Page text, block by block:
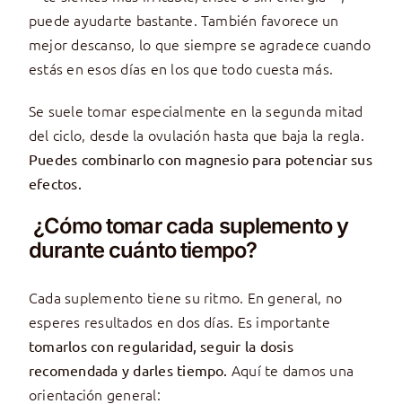
puede ayudarte bastante. También favorece un
mejor descanso, lo que siempre se agradece cuando
estás en esos días en los que todo cuesta más.
Se suele tomar especialmente en la segunda mitad
del ciclo, desde la ovulación hasta que baja la regla.
Puedes combinarlo con magnesio para potenciar sus
efectos.
¿Cómo tomar cada suplemento y
durante cuánto tiempo?
Cada suplemento tiene su ritmo. En general, no
esperes resultados en dos días. Es importante
tomarlos con regularidad, seguir la dosis
recomendada y darles tiempo. Aquí te damos una
orientación general: